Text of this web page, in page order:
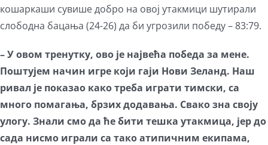
кошаркаши сувише добро на овој утакмици шутирали
слободна бацања (24-26) да би угрозили победу – 83:79.
– У овом тренутку, ово је највећа победа за мене.
Поштујем начин игре који гаји Нови Зеланд. Наш
ривал је показао како треба играти тимски, са
много помагања, брзих додавања. Свако зна своју
улогу. Знали смо да ће бити тешка утакмица, јер до
сада нисмо играли са тако атипичним екипама,